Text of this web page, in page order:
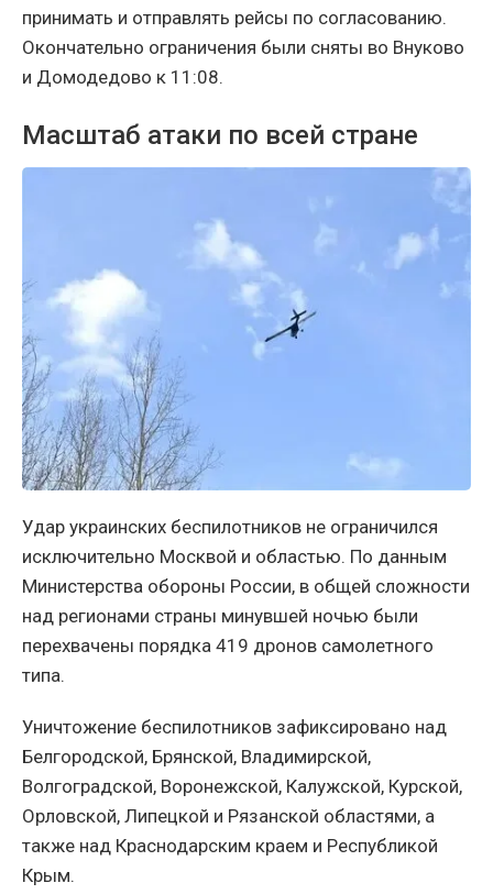
принимать и отправлять рейсы по согласованию.
Окончательно ограничения были сняты во Внуково
и Домодедово к 11:08.
Масштаб атаки по всей стране
Удар украинских беспилотников не ограничился
исключительно Москвой и областью. По данным
Министерства обороны России, в общей сложности
над регионами страны минувшей ночью были
перехвачены порядка 419 дронов самолетного
типа.
Уничтожение беспилотников зафиксировано над
Белгородской, Брянской, Владимирской,
Волгоградской, Воронежской, Калужской, Курской,
Орловской, Липецкой и Рязанской областями, а
также над Краснодарским краем и Республикой
Крым.